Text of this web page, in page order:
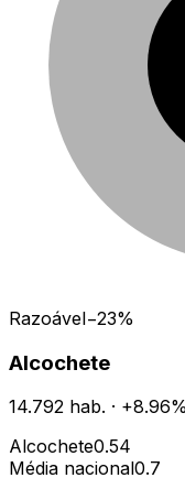
Razoável−23%
Alcochete
14.792 hab. · +8.96
Alcochete0.54
Média nacional0.7